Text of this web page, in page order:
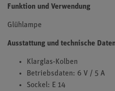
Funktion und Verwendung
Glühlampe
Ausstattung und technische
Klarglas-Kolben
Betriebsdaten: 6 V / 5 A
Sockel: E 14